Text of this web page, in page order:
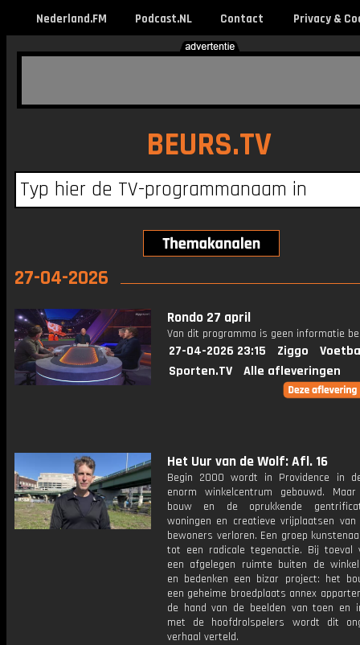
Nederland.FM Podcast.NL Contact Privacy &
BEURS.TV
27-04-2026
Rondo 27 april
Van dit programma is geen informatie
27-04-2026 23:15 Ziggo
Sporten.TV
Alle afleveringen
Het Uur van de Wolf: Afl. 16
Begin 2000 wordt in Providence in
enorm winkelcentrum gebouwd.
bouw en de oprukkende
woningen en creatieve vrijplaatsen
bewoners verloren. Een groep
tot een radicale tegenactie. Bij toeval
een afgelegen ruimte buiten de
en bedenken een bizar project: het
een geheime broedplaats annex
de hand van de beelden van toen en
met de hoofdrolspelers wordt dit
verhaal verteld.